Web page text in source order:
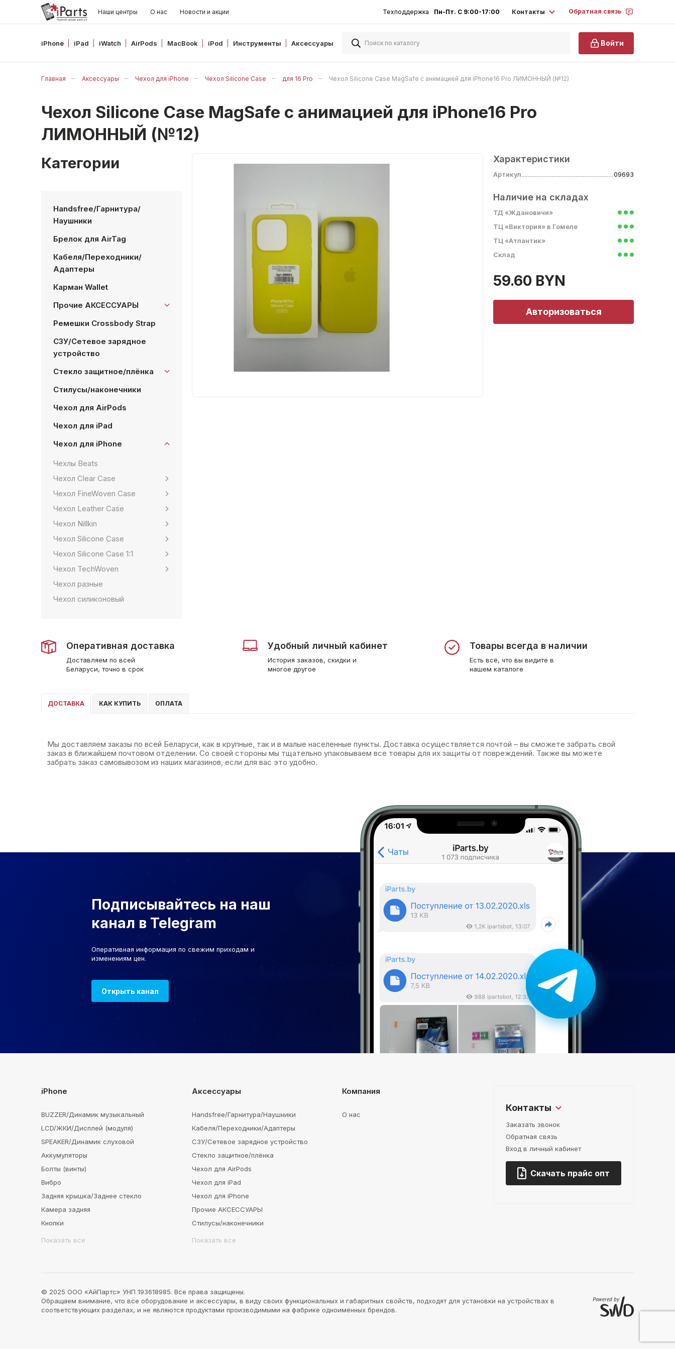
Наши центры О нас Новости и акции Техподдержка Пн-Пт. С 9:00-17:00 Контакты Обратная связь
iPhone iPad iWatch AirPods MacBook iPod Инструменты Аксессуары Войти
Главная Аксессуары Чехол для iPhone Чехол Silicone Case для 16 Pro Чехол Silicone Case MagSafe с анимацией для iPhone16 Pro ЛИМОННЫЙ (№12)
Чехол Silicone Case MagSafe с анимацией для iPhone16 Pro
ЛИМОННЫЙ (№12)
Категории
Handsfree/Гарнитура/
Наушники
Брелок для AirTag
Кабеля/Переходники/
Адаптеры
Карман Wallet
Прочие АКСЕССУАРЫ
Ремешки Crossbody Strap
СЗУ/Сетевое зарядное
устройство
Стекло защитное/плёнка
Стилусы/наконечники
Чехол для AirPods
Чехол для iPad
Чехол для iPhone
Чехлы Beats
Чехол Clear Case
Чехол FineWoven Case
Чехол Leather Case
Чехол Nillkin
Чехол Silicone Case
Чехол Silicone Case 1:1
Чехол TechWoven
Чехол разные
Чехол силиконовый
Характеристики
Артикул 09693
Наличие на складах
ТД «Ждановичи»
ТЦ «Виктория» в Гомеле
ТЦ «Атлантик»
Склад
59.60 BYN
Авторизоваться
Оперативная доставка
Доставляем по всей
Беларуси, точно в срок
Удобный личный кабинет
История заказов, скидки и
многое другое
Товары всегда в наличии
Есть всё, что вы видите в
нашем каталоге
ДОСТАВКА КАК КУПИТЬ ОПЛАТА
Мы доставляем заказы по всей Беларуси, как в крупные, так и в малые населенные пункты. Доставка осуществляется почтой – вы сможете забрать свой
заказ в ближайшем почтовом отделении. Со своей стороны мы тщательно упаковываем все товары для их защиты от повреждений. Также вы можете
забрать заказ самовывозом из наших магазинов, если для вас это удобно.
Подписывайтесь на наш
канал в Telegram
Оперативная информация по свежим приходам и
изменениям цен.
Открыть канал
iPhone
BUZZER/Динамик музыкальный
LCD/ЖКИ/Дисплей (модуля)
SPEAKER/Динамик слуховой
Аккумуляторы
Болты (винты)
Вибро
Задняя крышка/Заднее стекло
Камера задняя
Кнопки
Показать все
Аксессуары
Handsfree/Гарнитура/Наушники
Кабеля/Переходники/Адаптеры
СЗУ/Сетевое зарядное устройство
Стекло защитное/плёнка
Чехол для AirPods
Чехол для iPad
Чехол для iPhone
Прочие АКСЕССУАРЫ
Стилусы/наконечники
Показать все
Компания
О нас
Контакты
Заказать звонок
Обратная связь
Вход в личный кабинет
Скачать прайс опт
© 2025 ООО «АйПартс» УНП 193618985. Все права защищены.
Обращаем внимание, что все оборудование и аксессуары, в виду своих функциональных и габаритных свойств, подходят для установки на устройствах в
соответствующих разделах, и не являются продуктами производимыми на фабрике одноимённых брендов.